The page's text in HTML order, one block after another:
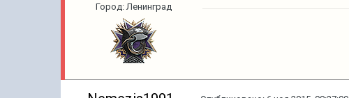
Город: Ленинград